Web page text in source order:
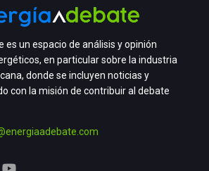
es un espacio de análisis y opinión
en particular sobre la industria
donde se incluyen noticias y
con la misión de contribuir al debate